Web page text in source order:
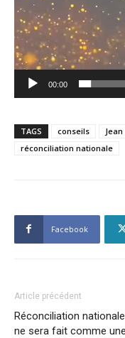
00:00
TAGS conseils
réconciliation nationale
Facebook
Article précédent
Réconciliation
ne sera fait comme